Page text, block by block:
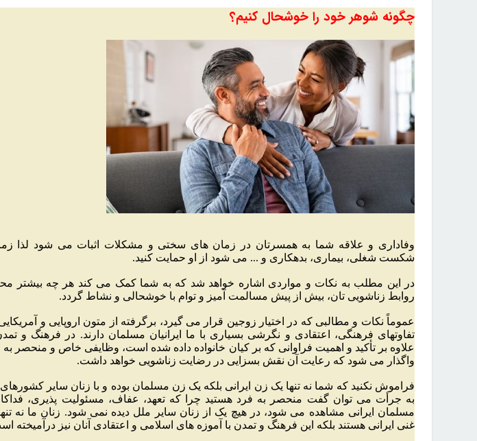
چگونه شوهر خود را خوشحال کنیم؟
وفاداری و علاقه شما به همسرتان در زمان های سختی و مشکلات اثبات می شود لذا
شکست شغلی، بیماری، بدهکاری و ... می شود از او حمایت کنید.
در این مطلب به نکات و مواردی اشاره خواهد شد که به شما کمک می کند هر چه بیشتر
روابط زناشویی تان، بیش از پیش مسالمت آمیز و توام با خوشحالی و نشاط گردد.
عموماً نکات و مطالبی که در اختیار زوجین قرار می گیرد، برگرفته از متون اروپایی و
تفاوتهای فرهنگی، اعتقادی و نگرشی بسیاری با ما ایرانیان مسلمان دارند. در فرهنگ و
علاوه بر تأکید و اهمیت فراوانی که بر کیان خانواده داده شده است، وظایفی خاص و منحصر
واگذار می شود که رعایت آن نقش بسزایی در رضایت زناشویی خواهد داشت.
فراموش نکنید که شما نه تنها یک زن ایرانی بلکه یک زن مسلمان بوده و با زنان سایر کشورهای
به جرأت می توان گفت منحصر به فرد هستید چرا که تعهد، عفاف، مسئولیت پذیری،
مسلمان ایرانی مشاهده می شود، در هیچ یک از زنان سایر ملل دیده نمی شود. زنان ما نه
غنی ایرانی هستند بلکه این فرهنگ و تمدن با آموزه های اسلامی و اعتقادی آنان نیز درآمیخته